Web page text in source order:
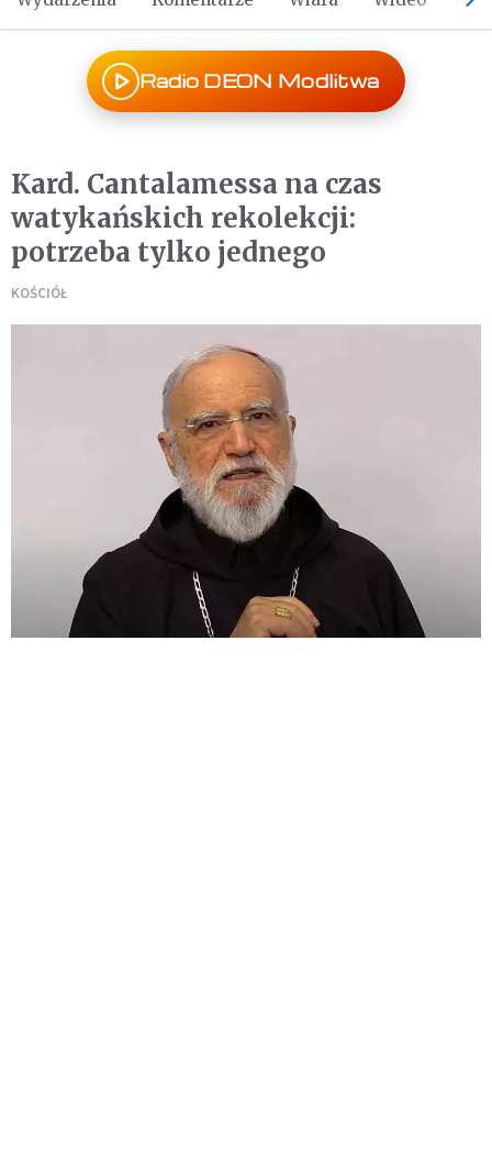
Radio DEON Modlitwa
Kard. Cantalamessa na czas
watykańskich rekolekcji:
potrzeba tylko jednego
KOŚCIÓŁ